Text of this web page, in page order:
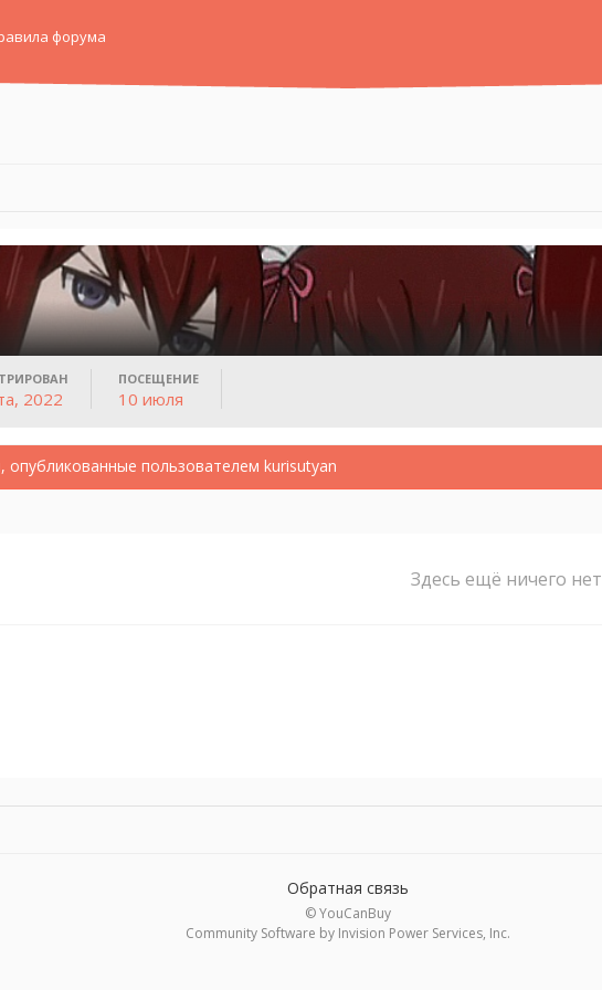
форума
2022
ПОСЕЩЕНИЕ
10 июля
опубликованные пользователем kurisutyan
Здесь ещё ничего нет
Обратная связь
© YouCanBuy
Community Software by Invision Power Services, Inc.